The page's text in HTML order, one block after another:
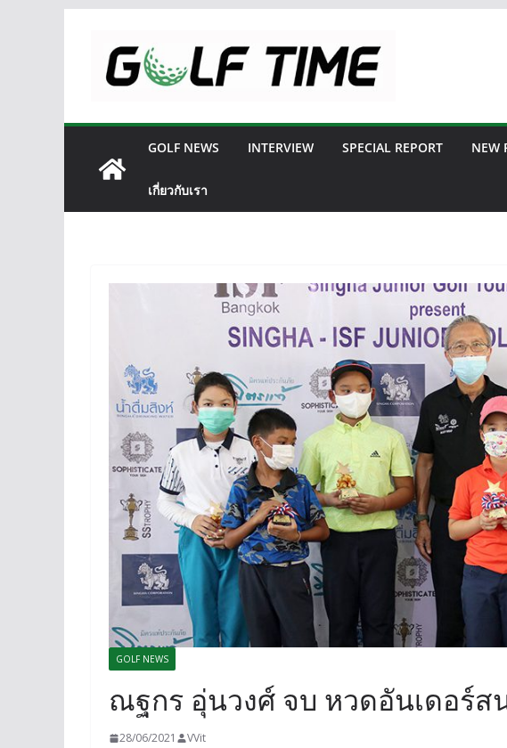
content
GOLF NEWS INTERVIEW SPECIAL REPORT NEW
เกี่ยวกับเรา
GOLF NEWS
ณฐกร อุ่นวงศ์ จบ หวดอันเดอร์ส
28/06/2021 VVit